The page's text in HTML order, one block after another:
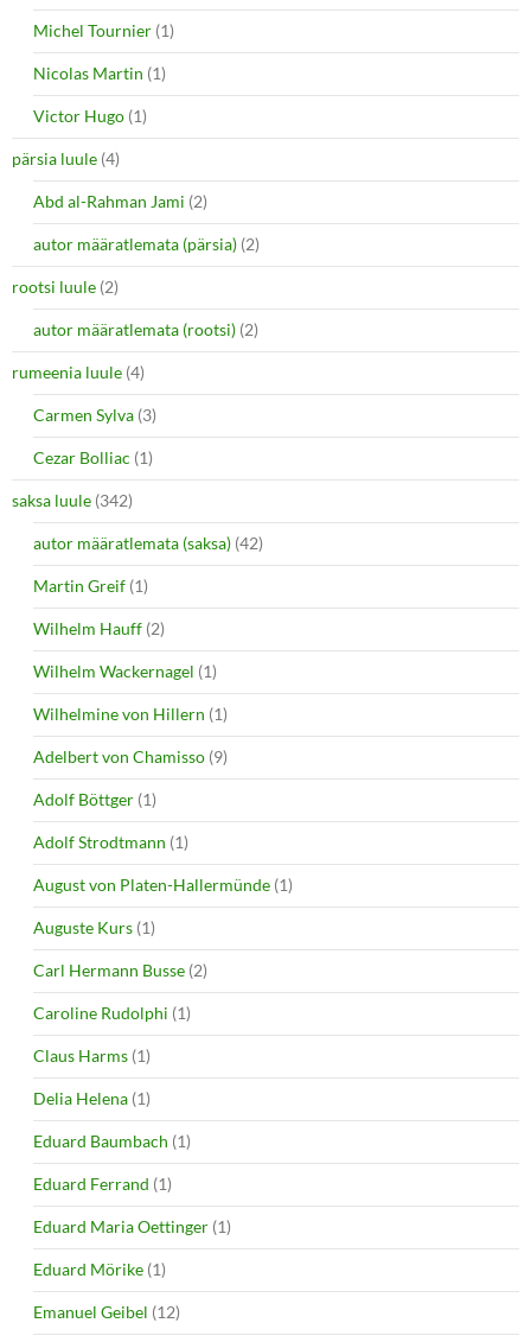
Michel Tournier (1)
Nicolas Martin (1)
Victor Hugo (1)
pärsia luule (4)
Abd al-Rahman Jami (2)
autor määratlemata (pärsia) (2)
rootsi luule (2)
autor määratlemata (rootsi) (2)
rumeenia luule (4)
Carmen Sylva (3)
Cezar Bolliac (1)
saksa luule (342)
autor määratlemata (saksa) (42)
Martin Greif (1)
Wilhelm Hauff (2)
Wilhelm Wackernagel (1)
Wilhelmine von Hillern (1)
Adelbert von Chamisso (9)
Adolf Böttger (1)
Adolf Strodtmann (1)
August von Platen-Hallermünde (1)
Auguste Kurs (1)
Carl Hermann Busse (2)
Caroline Rudolphi (1)
Claus Harms (1)
Delia Helena (1)
Eduard Baumbach (1)
Eduard Ferrand (1)
Eduard Maria Oettinger (1)
Eduard Mörike (1)
Emanuel Geibel (12)